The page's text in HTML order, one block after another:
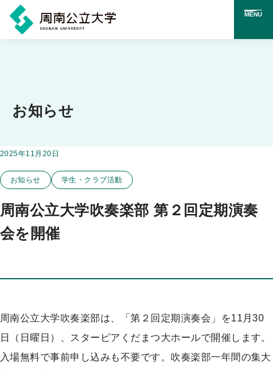
ツ
に
ス
キ
プ
MENU
お知らせ
掲載日：
2025年11月20日
この投稿のカテゴリー
お知らせ 学生・クラブ活動
周南公立大学吹奏楽部 第２回定期演奏
会を開催
周南公立大学吹奏楽部は、「第２回定期演奏会」を11月30
日（日曜日）、スターピアくだまつ大ホールで開催します。
入場無料で事前申し込みも不要です。吹奏楽部一年間の集大